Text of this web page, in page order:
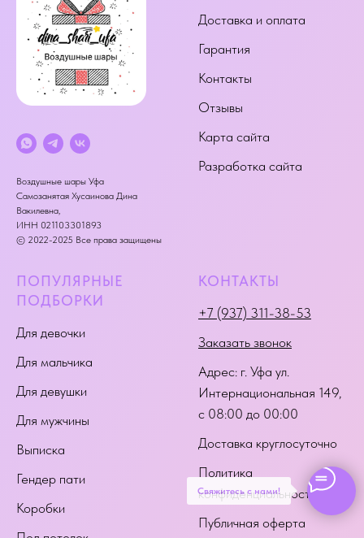
Свяжитесь с нами!
Воздушные шары Уфа
Самозанятая Хусаинова Дина
Вакилевна,
ИНН 021103301893
© 2022-2025 Все права защищены
Доставка и оплата
Гарантия
Контакты
Отзывы
Карта сайта
Разработка сайта
ПОПУЛЯРНЫЕ
ПОДБОРКИ
Для девочки
Для мальчика
Для девушки
Для мужчины
Выписка
Гендер пати
Коробки
КОНТАКТЫ
+7 (937) 311-38-53
Заказать звонок
Адрес: г. Уфа ул.
Интернациональная 149,
с 08:00 до 00:00
Доставка круглосуточно
Политика
конфиденциальности
Публичная оферта